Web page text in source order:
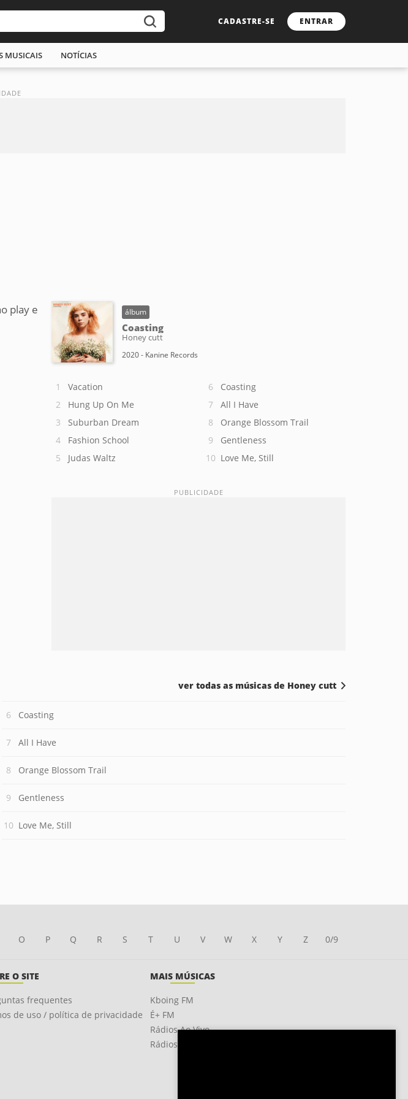
CADASTRE-SE ENTRAR
MUSICAIS NOTÍCIAS
play e
álbum
Coasting
Honey cutt
2020 - Kanine Records
Vacation
Hung Up On Me
Suburban Dream
Fashion School
Judas Waltz
Coasting
All I Have
Orange Blossom Trail
Gentleness
Love Me, Still
Coasting
All I Have
Orange Blossom Trail
Gentleness
Love Me, Still
ver todas as músicas de Honey cutt
O P Q R S T U V W X Y Z 0/9
O SITE
frequentes
de uso / política de privacidade
MAIS MÚSICAS
Kboing FM
É+ FM
Rádios Ao Vivo
Rádios OnLine